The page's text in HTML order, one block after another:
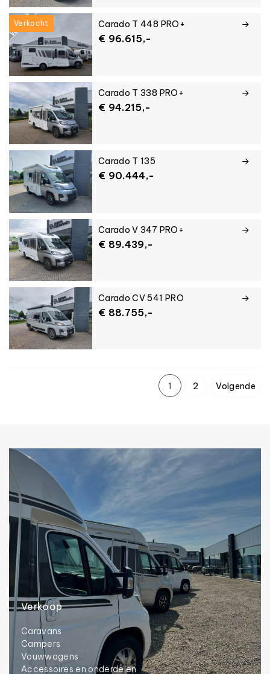
Prijs
Filter toepassen
Verkocht Carado T 448 PRO+
€ 96.615,-
Carado T 338 PRO+
€ 94.215,-
Carado T 135
€ 90.444,-
Carado V 347 PRO+
€ 89.439,-
Carado CV 541 PRO
€ 88.755,-
1 2 Volgende
Verkoop
Caravans
Campers
Vouwwagens
Accessoires en onderdelen